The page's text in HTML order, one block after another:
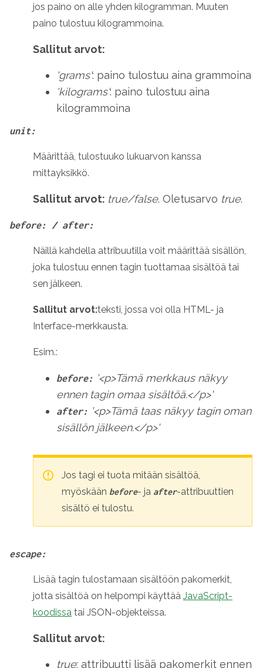
jos paino on alle yhden kilogramman. Muuten
paino tulostuu kilogrammoina.
Sallitut arvot:
'grams': paino tulostuu aina grammoina
'kilograms': paino tulostuu aina
kilogrammoina
unit:
Määrittää, tulostuuko lukuarvon kanssa
mittayksikkö.
Sallitut arvot: true/false. Oletusarvo true.
before: / after:
Näillä kahdella attribuutilla voit määrittää sisällön,
joka tulostuu ennen tagin tuottamaa sisältöä tai
sen jälkeen.
Sallitut arvot:teksti, jossa voi olla HTML- ja
Interface-merkkausta.
Esim.:
before: '<p>Tämä merkkaus näkyy
ennen tagin omaa sisältöä.</p>'
after: '<p>Tämä taas näkyy tagin oman
sisällön jälkeen.</p>'
Jos tagi ei tuota mitään sisältöä,
myöskään before- ja after-attribuuttien
sisältö ei tulostu.
escape:
Lisää tagin tulostamaan sisältöön pakomerkit,
jotta sisältöä on helpompi käyttää JavaScript-
koodissa tai JSON-objekteissa.
Sallitut arvot:
true: attribuutti lisää pakomerkit ennen